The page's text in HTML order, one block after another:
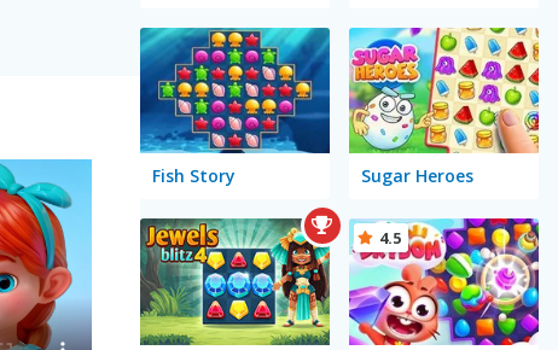
Fish Story Sugar Heroes
4.5